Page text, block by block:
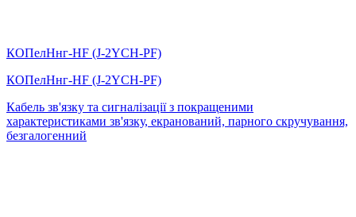
КОПелНнг-HF (J-2YСH-PF)
КОПелНнг-HF (J-2YСH-PF)
Кабель зв'язку та сигналізації з покращеними
характеристиками зв'язку, екранований, парного скручування,
безгалогенний